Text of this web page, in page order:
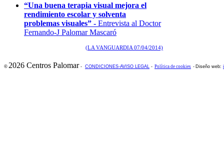
“Una buena terapia visual mejora el
rendimiento escolar y solventa
problemas visuales” - Entrevista al Doctor
Fernando-J Palomar Mascaró
(LA VANGUARDIA 07/04/2014)
© 2026 Centros Palomar- CONDICIONES-AVISO LEGAL - Política de cookies - Diseño web: